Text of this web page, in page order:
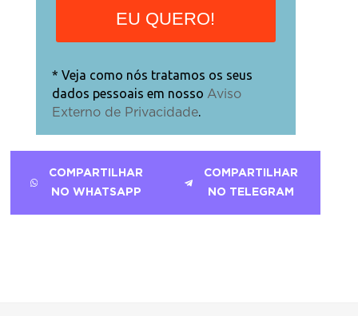
EU QUERO!
* Veja como nós tratamos os seus
dados pessoais em nosso Aviso
Externo de Privacidade.
COMPARTILHAR
NO WHATSAPP
COMPARTILHAR
NO TELEGRAM